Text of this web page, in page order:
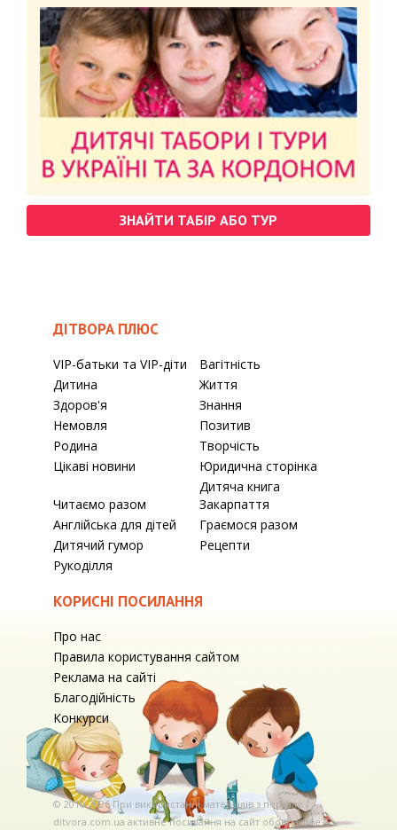
ЗНАЙТИ ТАБІР АБО ТУР
ДІТВОРА ПЛЮС
VIP-батьки та VIP-діти
Вагітність
Дитина
Життя
Здоров'я
Знання
Немовля
Позитив
Родина
Творчість
Цікаві новини
Юридична сторінка
Читаємо разом
Дитяча книга
Закарпаття
Англійська для дітей
Граємося разом
Дитячий гумор
Рецепти
Рукоділля
КОРИСНІ ПОСИЛАННЯ
Про нас
Правила користування сайтом
Реклама на сайті
Благодійність
Конкурси
© 2010-2026 При використаннi матерiалiв з порталу
ditvora.com.ua активне посилання на сайт обов'язкове. .